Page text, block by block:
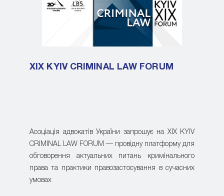
XIX KYIV CRIMINAL LAW FORUM
Асоціація адвокатів України запрошує на XIX KYIV
CRIMINAL LAW FORUM — провідну платформу для
обговорення актуальних питань кримінального
права та практики правозастосування в сучасних
умовах